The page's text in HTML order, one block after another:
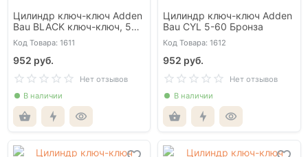
Цилиндр ключ-ключ Adden
Bau BLACK ключ-ключ, 5
ключей, 60 мм
Код Товара: 1611
952 руб.
Нет отзывов
В наличии
Цилиндр ключ-ключ Adden
Bau CYL 5-60 Бронза
Код Товара: 1612
952 руб.
Нет отзывов
В наличии